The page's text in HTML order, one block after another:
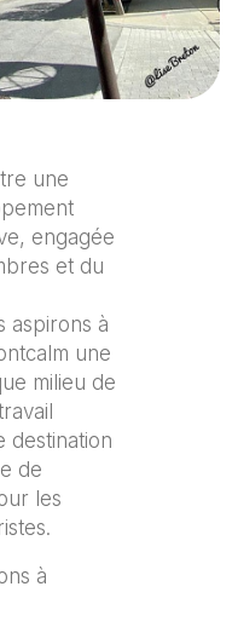
une
engagée
et du
aspirons à
une
milieu de
destination
de
les
à